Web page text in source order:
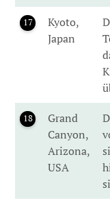
17
Kyoto,
Japan
18
Grand
Canyon,
Arizona,
USA